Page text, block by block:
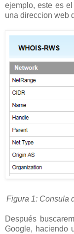
ejemplo, este es
una direccion web
Figura 1: Consula
Después
Google, haciendo